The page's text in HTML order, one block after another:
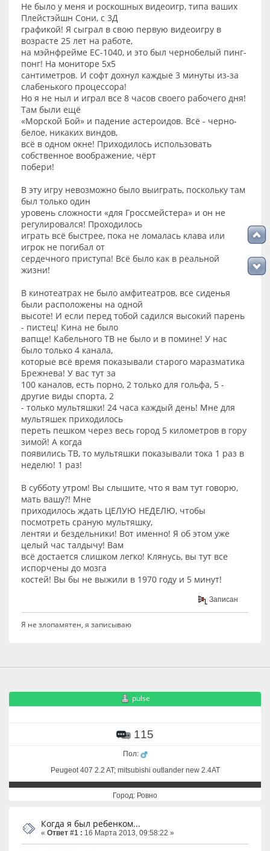
Не было у меня и роскошных видеоигр, типа ваших
Плейстэйшн Сони, с 3Д
графикой! Я сыграл в свою первую видеоигру в
возрасте 25 лет на работе,
на мэйнфрейме ЕС-1040, и это был чернобелый пинг-
понг! На мониторе 5х5
сантиметров. И софт дохнул каждые 3 минуты из-за
слабенького процессора!
Но я не ныл и играл все 8 часов своего рабочего дня!
Там были ещё
«Морской Бой» и падение астероидов. Всё - черно-
белое, никаких виндов,
всё в одном окне! Приходилось использовать
собственное воображение, чёрт
побери!
В эту игру невозможно было выиграть, поскольку там
был только один
уровень сложности «для Гроссмейстера» и он не
регулировался! Проходилось
играть всё быстрее, пока не ломалась клава или
игрок не погибал от
сердечного приступа! Всё было как в реальной
жизни!
В кинотеатрах не было амфитеатров, все сиденья
были расположены на одной
высоте! И если перед тобой садился высокий парень
- пистец! Кина не было
вапще! Кабельного ТВ не было и в помине! У нас
было только 4 канала,
которые всё время показывали старого маразматика
Брежнева! У вас тут за
100 каналов, есть порно, 2 только для гольфа, 5 -
другие виды спорта, 2
- только мультяшки! 24 часа каждый день! Мне для
мультяшек приходилось
переть пешком через весь город 5 километров в гору
зимой! А когда
появились ТВ, то мультяшки показывали тока 1 раз в
неделю! 1 раз!
В субботу утром! Вы слышите, что я вам тут говорю,
мать вашу?! Мне
приходилось ждать ЦЕЛУЮ НЕДЕЛЮ, чтобы
посмотреть сраную мультяшку,
лентяи и бездельники! Вот именно! Я об этом уже
целый час талдычу! Вам
всё достается слишком легко! Клянусь, вы тут все
испорчены до мозга
костей! Вы бы не выжили в 1970 году и 5 минут!
Записан
Я не злопамятен, я записываю
pulse
115
Пол:
Peugeot 407 2.2 AT; mitsubishi outlander new 2.4AT
Город: Ровно
Когда я был ребенком...
« Ответ #1 : 16 Марта 2013, 09:58:22 »